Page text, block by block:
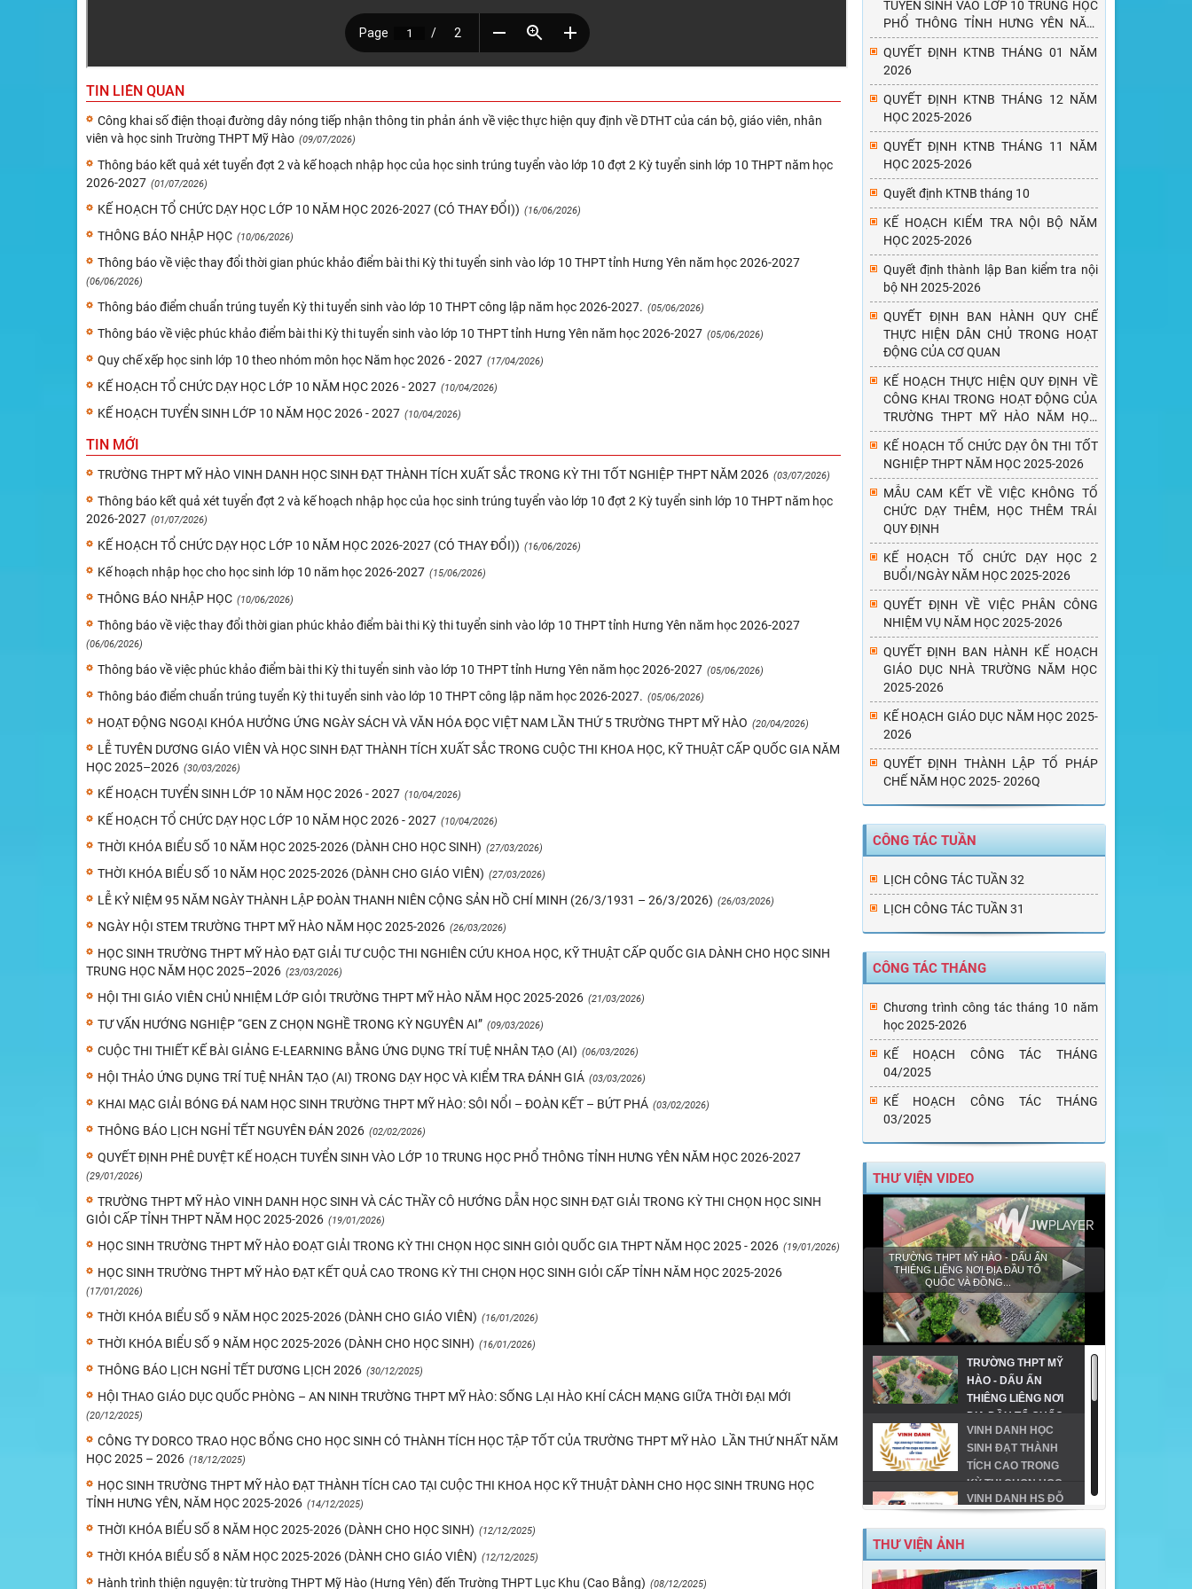
TIN LIÊN QUAN
Công khai số điện thoại đường dây nóng tiếp nhận thông tin phản ánh về việc thực hiện quy định về DTHT của cán bộ, giáo viên, nhân
viên và học sinh Trường THPT Mỹ Hào (09/07/2026)
Thông báo kết quả xét tuyển đợt 2 và kế hoạch nhập học của học sinh trúng tuyển vào lớp 10 đợt 2 Kỳ tuyển sinh lớp 10 THPT năm học
2026-2027 (01/07/2026)
KẾ HOẠCH TỔ CHỨC DẠY HỌC LỚP 10 NĂM HỌC 2026-2027 (CÓ THAY ĐỔI)) (16/06/2026)
THÔNG BÁO NHẬP HỌC (10/06/2026)
Thông báo về việc thay đổi thời gian phúc khảo điểm bài thi Kỳ thi tuyển sinh vào lớp 10 THPT tỉnh Hưng Yên năm học 2026-2027
(06/06/2026)
Thông báo điểm chuẩn trúng tuyển Kỳ thi tuyển sinh vào lớp 10 THPT công lập năm học 2026-2027. (05/06/2026)
Thông báo về việc phúc khảo điểm bài thi Kỳ thi tuyển sinh vào lớp 10 THPT tỉnh Hưng Yên năm học 2026-2027 (05/06/2026)
Quy chế xếp học sinh lớp 10 theo nhóm môn học Năm học 2026 - 2027 (17/04/2026)
KẾ HOẠCH TỔ CHỨC DẠY HỌC LỚP 10 NĂM HỌC 2026 - 2027 (10/04/2026)
KẾ HOẠCH TUYỂN SINH LỚP 10 NĂM HỌC 2026 - 2027 (10/04/2026)
TIN MỚI
TRƯỜNG THPT MỸ HÀO VINH DANH HỌC SINH ĐẠT THÀNH TÍCH XUẤT SẮC TRONG KỲ THI TỐT NGHIỆP THPT NĂM 2026 (03/07/2026)
Thông báo kết quả xét tuyển đợt 2 và kế hoạch nhập học của học sinh trúng tuyển vào lớp 10 đợt 2 Kỳ tuyển sinh lớp 10 THPT năm học
2026-2027 (01/07/2026)
KẾ HOẠCH TỔ CHỨC DẠY HỌC LỚP 10 NĂM HỌC 2026-2027 (CÓ THAY ĐỔI)) (16/06/2026)
Kế hoạch nhập học cho học sinh lớp 10 năm học 2026-2027 (15/06/2026)
THÔNG BÁO NHẬP HỌC (10/06/2026)
Thông báo về việc thay đổi thời gian phúc khảo điểm bài thi Kỳ thi tuyển sinh vào lớp 10 THPT tỉnh Hưng Yên năm học 2026-2027
(06/06/2026)
Thông báo về việc phúc khảo điểm bài thi Kỳ thi tuyển sinh vào lớp 10 THPT tỉnh Hưng Yên năm học 2026-2027 (05/06/2026)
Thông báo điểm chuẩn trúng tuyển Kỳ thi tuyển sinh vào lớp 10 THPT công lập năm học 2026-2027. (05/06/2026)
HOẠT ĐỘNG NGOẠI KHÓA HƯỞNG ỨNG NGÀY SÁCH VÀ VĂN HÓA ĐỌC VIỆT NAM LẦN THỨ 5 TRƯỜNG THPT MỸ HÀO (20/04/2026)
LỄ TUYÊN DƯƠNG GIÁO VIÊN VÀ HỌC SINH ĐẠT THÀNH TÍCH XUẤT SẮC TRONG CUỘC THI KHOA HỌC, KỸ THUẬT CẤP QUỐC GIA NĂM
HỌC 2025–2026 (30/03/2026)
KẾ HOẠCH TUYỂN SINH LỚP 10 NĂM HỌC 2026 - 2027 (10/04/2026)
KẾ HOẠCH TỔ CHỨC DẠY HỌC LỚP 10 NĂM HỌC 2026 - 2027 (10/04/2026)
THỜI KHÓA BIỂU SỐ 10 NĂM HỌC 2025-2026 (DÀNH CHO HỌC SINH) (27/03/2026)
THỜI KHÓA BIỂU SỐ 10 NĂM HỌC 2025-2026 (DÀNH CHO GIÁO VIÊN) (27/03/2026)
LỄ KỶ NIỆM 95 NĂM NGÀY THÀNH LẬP ĐOÀN THANH NIÊN CỘNG SẢN HỒ CHÍ MINH (26/3/1931 – 26/3/2026) (26/03/2026)
NGÀY HỘI STEM TRƯỜNG THPT MỸ HÀO NĂM HỌC 2025-2026 (26/03/2026)
HỌC SINH TRƯỜNG THPT MỸ HÀO ĐẠT GIẢI TƯ CUỘC THI NGHIÊN CỨU KHOA HỌC, KỸ THUẬT CẤP QUỐC GIA DÀNH CHO HỌC SINH
TRUNG HỌC NĂM HỌC 2025–2026 (23/03/2026)
HỘI THI GIÁO VIÊN CHỦ NHIỆM LỚP GIỎI TRƯỜNG THPT MỸ HÀO NĂM HỌC 2025-2026 (21/03/2026)
TƯ VẤN HƯỚNG NGHIỆP “GEN Z CHỌN NGHỀ TRONG KỲ NGUYÊN AI” (09/03/2026)
CUỘC THI THIẾT KẾ BÀI GIẢNG E-LEARNING BẰNG ỨNG DỤNG TRÍ TUỆ NHÂN TẠO (AI) (06/03/2026)
HỘI THẢO ỨNG DỤNG TRÍ TUỆ NHÂN TẠO (AI) TRONG DẠY HỌC VÀ KIỂM TRA ĐÁNH GIÁ (03/03/2026)
KHAI MẠC GIẢI BÓNG ĐÁ NAM HỌC SINH TRƯỜNG THPT MỸ HÀO: SÔI NỔI – ĐOÀN KẾT – BỨT PHÁ (03/02/2026)
THÔNG BÁO LỊCH NGHỈ TẾT NGUYÊN ĐÁN 2026 (02/02/2026)
QUYẾT ĐỊNH PHÊ DUYỆT KẾ HOẠCH TUYỂN SINH VÀO LỚP 10 TRUNG HỌC PHỔ THÔNG TỈNH HƯNG YÊN NĂM HỌC 2026-2027
(29/01/2026)
TRƯỜNG THPT MỸ HÀO VINH DANH HỌC SINH VÀ CÁC THẦY CÔ HƯỚNG DẪN HỌC SINH ĐẠT GIẢI TRONG KỲ THI CHỌN HỌC SINH
GIỎI CẤP TỈNH THPT NĂM HỌC 2025-2026 (19/01/2026)
HỌC SINH TRƯỜNG THPT MỸ HÀO ĐOẠT GIẢI TRONG KỲ THI CHỌN HỌC SINH GIỎI QUỐC GIA THPT NĂM HỌC 2025 - 2026 (19/01/2026)
HỌC SINH TRƯỜNG THPT MỸ HÀO ĐẠT KẾT QUẢ CAO TRONG KỲ THI CHỌN HỌC SINH GIỎI CẤP TỈNH NĂM HỌC 2025-2026
(17/01/2026)
THỜI KHÓA BIỂU SỐ 9 NĂM HỌC 2025-2026 (DÀNH CHO GIÁO VIÊN) (16/01/2026)
THỜI KHÓA BIỂU SỐ 9 NĂM HỌC 2025-2026 (DÀNH CHO HỌC SINH) (16/01/2026)
THÔNG BÁO LỊCH NGHỈ TẾT DƯƠNG LỊCH 2026 (30/12/2025)
HỘI THAO GIÁO DỤC QUỐC PHÒNG – AN NINH TRƯỜNG THPT MỸ HÀO: SỐNG LẠI HÀO KHÍ CÁCH MẠNG GIỮA THỜI ĐẠI MỚI
(20/12/2025)
CÔNG TY DORCO TRAO HỌC BỔNG CHO HỌC SINH CÓ THÀNH TÍCH HỌC TẬP TỐT CỦA TRƯỜNG THPT MỸ HÀO LẦN THỨ NHẤT NĂM
HỌC 2025 – 2026 (18/12/2025)
HỌC SINH TRƯỜNG THPT MỸ HÀO ĐẠT THÀNH TÍCH CAO TẠI CUỘC THI KHOA HỌC KỸ THUẬT DÀNH CHO HỌC SINH TRUNG HỌC
TỈNH HƯNG YÊN, NĂM HỌC 2025-2026 (14/12/2025)
THỜI KHÓA BIỂU SỐ 8 NĂM HỌC 2025-2026 (DÀNH CHO HỌC SINH) (12/12/2025)
THỜI KHÓA BIỂU SỐ 8 NĂM HỌC 2025-2026 (DÀNH CHO GIÁO VIÊN) (12/12/2025)
Hành trình thiện nguyện: từ trường THPT Mỹ Hào (Hưng Yên) đến Trường THPT Lục Khu (Cao Bằng) (08/12/2025)
TUYỂN SINH VÀO LỚP 10 TRUNG HỌC
PHỔ THÔNG TỈNH HƯNG YÊN NĂM
HỌC 2026-2027
QUYẾT ĐỊNH KTNB THÁNG 01 NĂM
2026
QUYẾT ĐỊNH KTNB THÁNG 12 NĂM
HỌC 2025-2026
QUYẾT ĐỊNH KTNB THÁNG 11 NĂM
HỌC 2025-2026
Quyết định KTNB tháng 10
KẾ HOẠCH KIỂM TRA NỘI BỘ NĂM
HỌC 2025-2026
Quyết định thành lập Ban kiểm tra nội
bộ NH 2025-2026
QUYẾT ĐỊNH BAN HÀNH QUY CHẾ
THỰC HIỆN DÂN CHỦ TRONG HOẠT
ĐỘNG CỦA CƠ QUAN
KẾ HOẠCH THỰC HIỆN QUY ĐỊNH VỀ
CÔNG KHAI TRONG HOẠT ĐỘNG CỦA
TRƯỜNG THPT MỸ HÀO NĂM HỌC
2025 - 2026
KẾ HOẠCH TỔ CHỨC DẠY ÔN THI TỐT
NGHIỆP THPT NĂM HỌC 2025-2026
MẪU CAM KẾT VỀ VIỆC KHÔNG TỔ
CHỨC DẠY THÊM, HỌC THÊM TRÁI
QUY ĐỊNH
KẾ HOẠCH TỔ CHỨC DẠY HỌC 2
BUỔI/NGÀY NĂM HỌC 2025-2026
QUYẾT ĐỊNH VỀ VIỆC PHÂN CÔNG
NHIỆM VỤ NĂM HỌC 2025-2026
QUYẾT ĐỊNH BAN HÀNH KẾ HOẠCH
GIÁO DỤC NHÀ TRƯỜNG NĂM HỌC
2025-2026
KẾ HOẠCH GIÁO DỤC NĂM HỌC 2025-
2026
QUYẾT ĐỊNH THÀNH LẬP TỔ PHÁP
CHẾ NĂM HỌC 2025- 2026Q
CÔNG TÁC TUẦN
LỊCH CÔNG TÁC TUẦN 32
LỊCH CÔNG TÁC TUẦN 31
CÔNG TÁC THÁNG
Chương trình công tác tháng 10 năm
học 2025-2026
KẾ HOẠCH CÔNG TÁC THÁNG
04/2025
KẾ HOẠCH CÔNG TÁC THÁNG
03/2025
THƯ VIỆN VIDEO
TRƯỜNG THPT MỸ HÀO - DẤU ẤN
THIÊNG LIÊNG NƠI ĐỊA ĐẦU TỔ
QUỐC VÀ ĐỒNG...
TRƯỜNG THPT MỸ
HÀO - DẤU ẤN
THIÊNG LIÊNG NƠI
ĐỊA ĐẦU TỔ QUỐC
VÀ ĐỒNG HÀNH
CÙNG GIÁO DỤC
VÙNG CAO!
VINH DANH HỌC
SINH ĐẠT THÀNH
TÍCH CAO TRONG
KỲ THI CHỌN HỌC
SINH GIỎI CẤP TỈNH
VINH DANH HS ĐỖ
ĐH TRÊN 24 ĐIỂM
MỸ HÀO VINH DANH
HỌC SINH GIỎI CẤP
THƯ VIỆN ẢNH